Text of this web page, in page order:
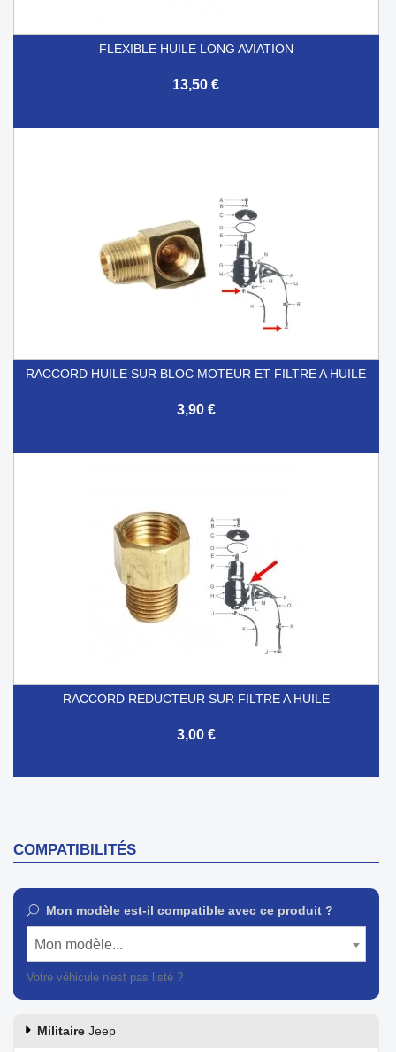
FLEXIBLE HUILE LONG AVIATION
13,50 €
RACCORD HUILE SUR BLOC MOTEUR ET FILTRE A HUILE
3,90 €
RACCORD REDUCTEUR SUR FILTRE A HUILE
3,00 €
COMPATIBILITÉS
Mon modèle est-il compatible avec ce produit ?
Mon modèle...
Votre véhicule n'est pas listé ?
Militaire Jeep